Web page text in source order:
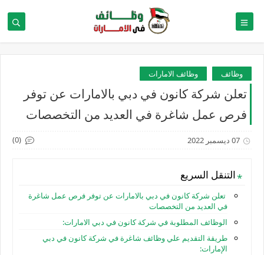
وظائف وظائف الامارات
تعلن شركة كانون في دبي بالامارات عن توفر
فرص عمل شاغرة في العديد من التخصصات
07 ديسمبر 2022 (0)
التنقل السريع
تعلن شركة كانون في دبي بالامارات عن توفر فرص عمل شاغرة
في العديد من التخصصات
الوظائف المطلوبة في شركة كانون في دبي الامارات:
طريقة التقديم علي وظائف شاغرة في شركة كانون في دبي
الإمارات: